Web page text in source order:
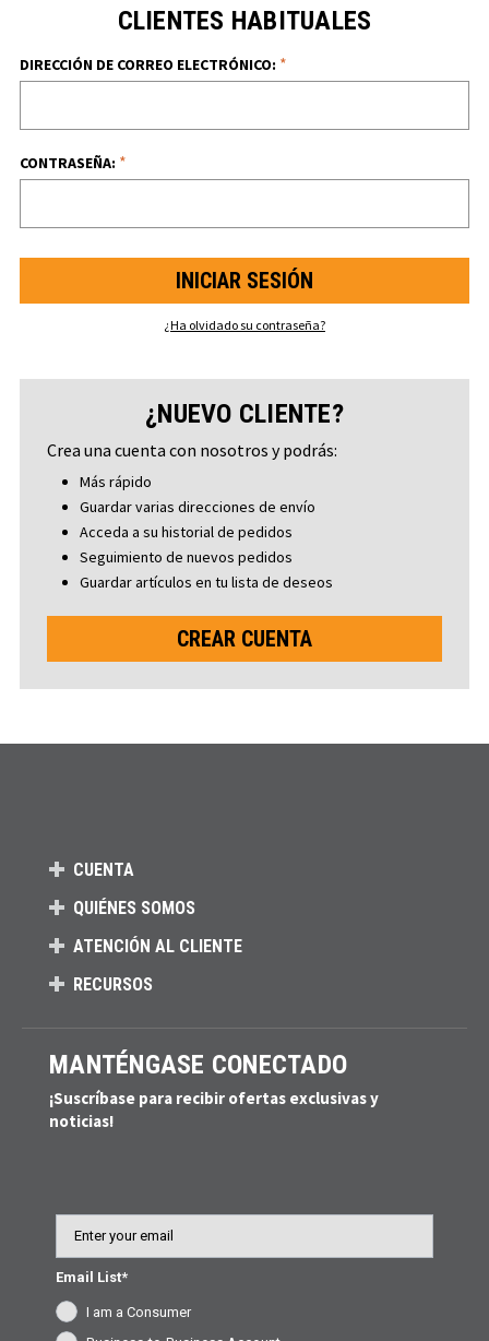
CLIENTES HABITUALES
DIRECCIÓN DE CORREO ELECTRÓNICO: *
CONTRASEÑA: *
¿Ha olvidado su contraseña?
¿NUEVO CLIENTE?
Crea una cuenta con nosotros y podrás:
Más rápido
Guardar varias direcciones de envío
Acceda a su historial de pedidos
Seguimiento de nuevos pedidos
Guardar artículos en tu lista de deseos
CREAR CUENTA
CUENTA
QUIÉNES SOMOS
ATENCIÓN AL CLIENTE
RECURSOS
MANTÉNGASE CONECTADO
¡Suscríbase para recibir ofertas exclusivas y
noticias!
Email List*
I am a Consumer